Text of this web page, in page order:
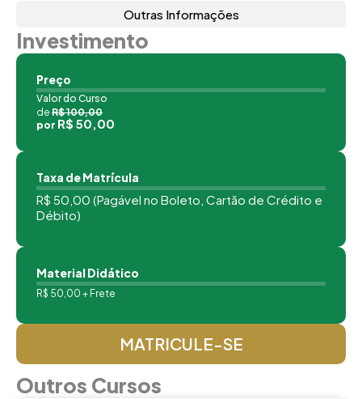
Outras Informações
Investimento
Preço
Valor do Curso
de R$ 100,00
por R$ 50,00
Taxa de Matrícula
R$ 50,00 (Pagável no Boleto, Cartão de Crédito e
Débito)
Material Didático
R$ 50,00 + Frete
MATRICULE-SE
Outros Cursos